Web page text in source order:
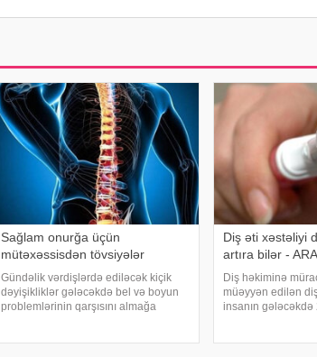
Sağlam onurğa üçün
mütəxəssisdən tövsiyələr
Gündəlik vərdişlərdə ediləcək kiçik
dəyişikliklər gələcəkdə bel və boyun
problemlərinin qarşısını almağa
Diş əti xəstəliyi
artıra bilər -
Diş həkiminə
müəyyən edilən
insanın